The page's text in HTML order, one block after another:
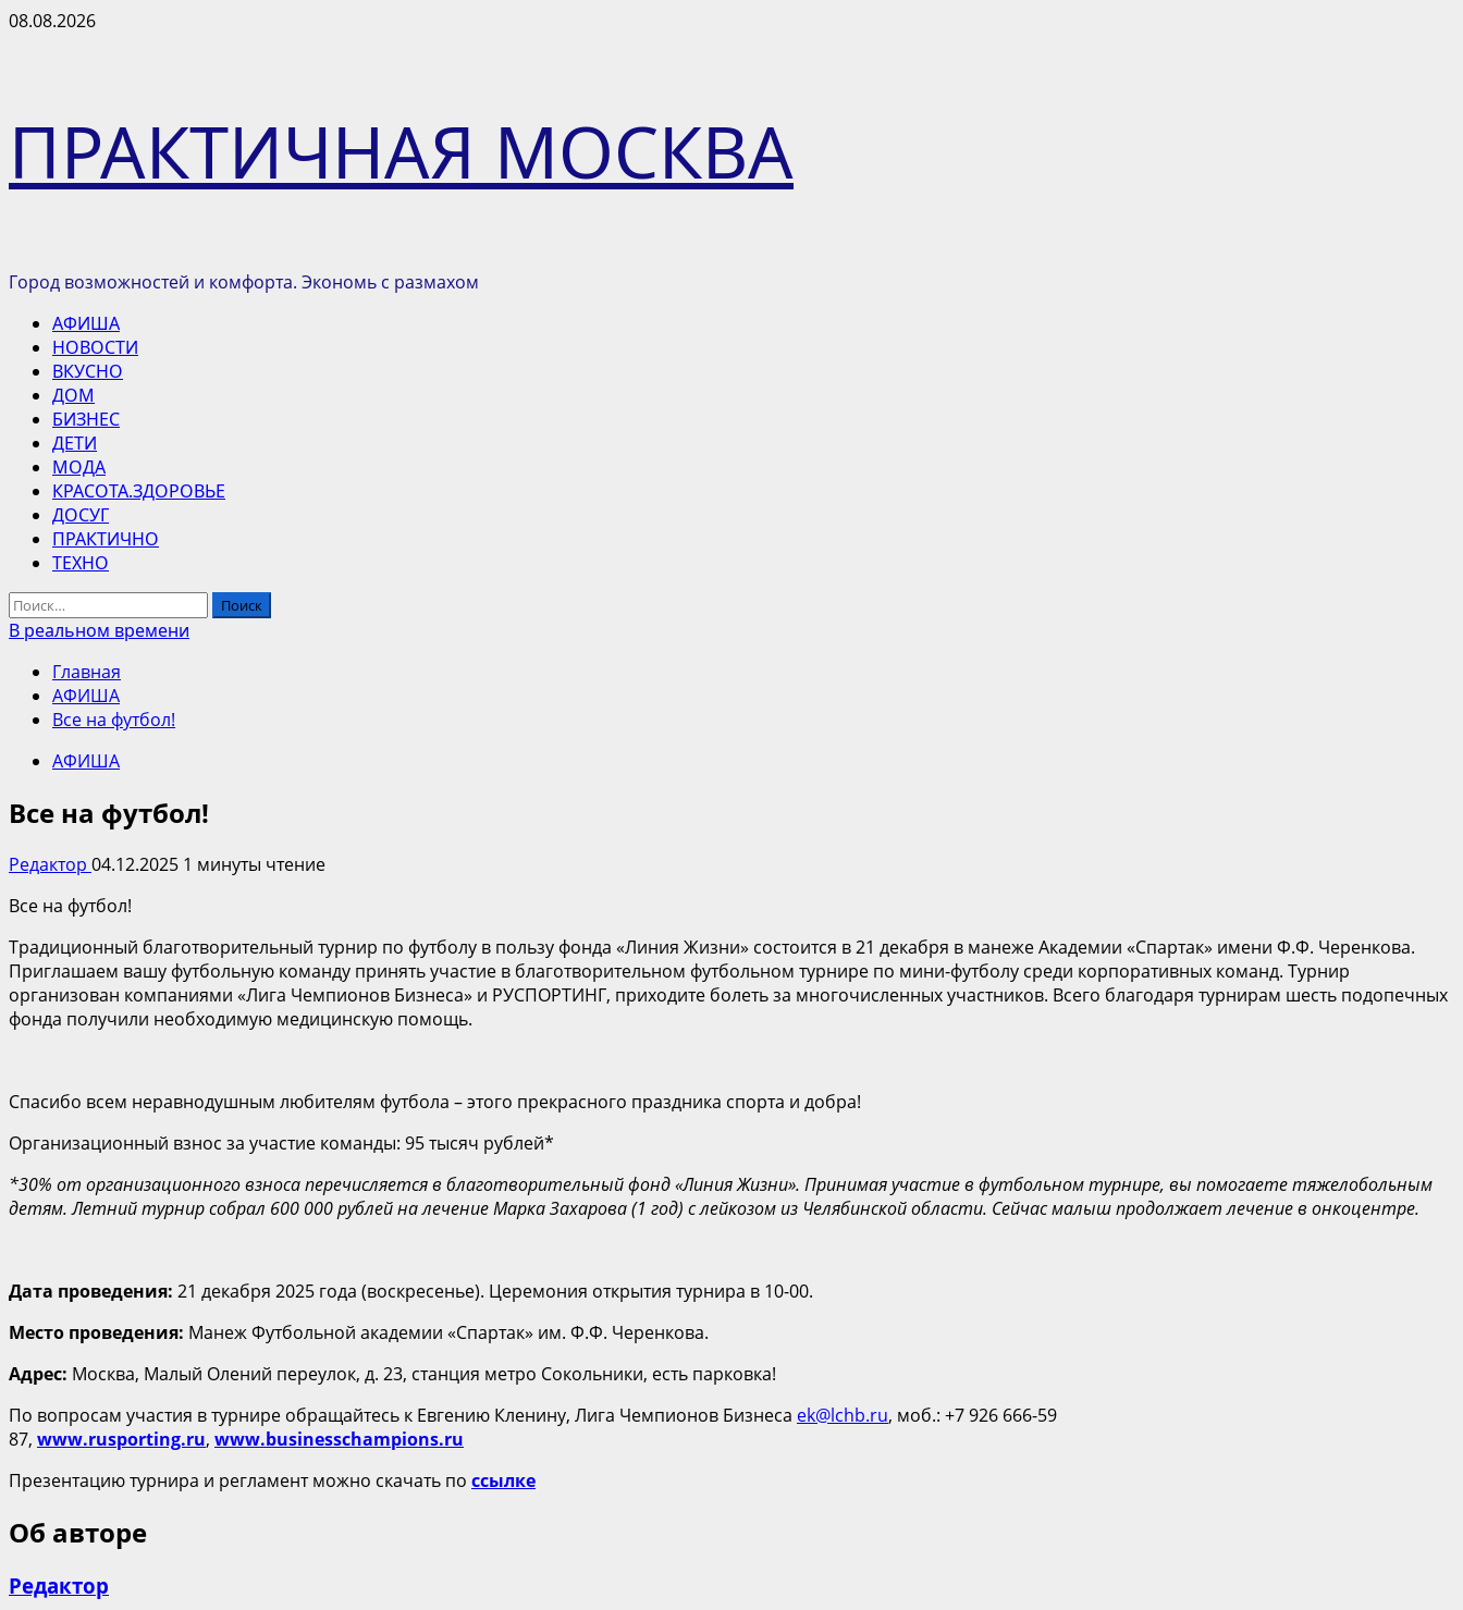
Перейти
08.08.2026
ПРАКТИЧНАЯ МОСКВА
Город возможностей и комфорта. Экономь с размахом
Основное
меню
АФИША
НОВОСТИ
ВКУСНО
ДОМ
БИЗНЕС
ДЕТИ
МОДА
КРАСОТА.ЗДОРОВЬЕ
ДОСУГ
ПРАКТИЧНО
ТЕХНО
Найти:
В реальном времени
Главная
АФИША
Все на футбол!
АФИША
Все на футбол!
Редактор 04.12.2025 1 минуты чтение
Все на футбол!
Традиционный благотворительный турнир по футболу в пользу фонда «Линия Жизни» состоится в 21 декабря в манеже Академии «Спартак» имени Ф.Ф. Черенкова.
Приглашаем вашу футбольную команду принять участие в благотворительном футбольном турнире по мини-футболу среди корпоративных команд. Турнир
организован компаниями «Лига Чемпионов Бизнеса» и РУСПОРТИНГ, приходите болеть за многочисленных участников. Всего благодаря турнирам шесть подопечных
фонда получили необходимую медицинскую помощь.
Спасибо всем неравнодушным любителям футбола – этого прекрасного праздника спорта и добра!
Организационный взнос за участие команды: 95 тысяч рублей*
*30% от организационного взноса перечисляется в благотворительный фонд «Линия Жизни». Принимая участие в футбольном турнире, вы помогаете тяжелобольным
детям. Летний турнир собрал 600 000 рублей на лечение Марка Захарова (1 год) с лейкозом из Челябинской области. Сейчас малыш продолжает лечение в онкоцентре.
Дата проведения: 21 декабря 2025 года (воскресенье). Церемония открытия турнира в 10-00.
Место проведения: Манеж Футбольной академии «Спартак» им. Ф.Ф. Черенкова.
Адрес: Москва, Малый Олений переулок, д. 23, станция метро Сокольники, есть парковка!
По вопросам участия в турнире обращайтесь к Евгению Кленину, Лига Чемпионов Бизнеса ek@lchb.ru, моб.: +7 926 666-59
87, www.rusporting.ru, www.businesschampions.ru
Презентацию турнира и регламент можно скачать по ссылке
Об авторе
Редактор